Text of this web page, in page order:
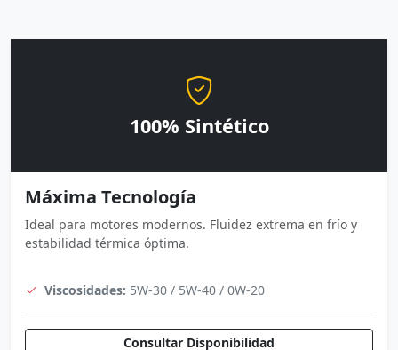
100% Sintético
Máxima Tecnología
Ideal para motores modernos. Fluidez extrema en frío y
estabilidad térmica óptima.
Viscosidades: 5W-30 / 5W-40 / 0W-20
Consultar Disponibilidad